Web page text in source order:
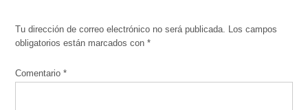
Tu dirección de correo electrónico no será publicada. Los campos
obligatorios están marcados con*
Comentario*